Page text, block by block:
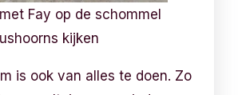
Fay op de schommel
kijken
is ook van alles te doen. Zo